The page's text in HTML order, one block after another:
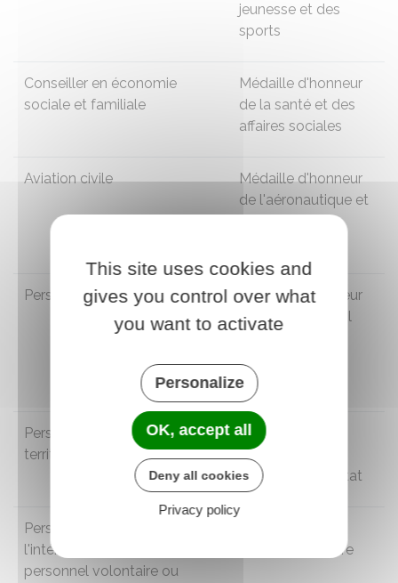
jeunesse et des
sports
Conseiller en économie
sociale et familiale
Médaille d'honneur
de la santé et des
affaires sociales
Aviation civile
Médaille d'honneur
de l'aéronautique et
des transports
Personnel civil de la défense
Médaille d'honneur
au personnel civil
défense
Personnel de l'administration
territoriale de l'État
Médaille de
l'administration
territoriale de l'État
Personnel du ministère de
l'intérieur et tout autre
personnel volontaire ou
sécurité intérieure
This site uses cookies and
gives you control over what
you want to activate
Personalize
OK, accept all
Deny all cookies
Privacy policy